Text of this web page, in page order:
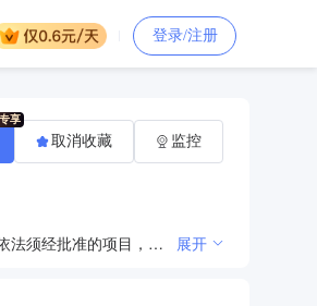
登录/注册
房屋建筑工程施工；建筑劳务分包；机械、脚手架、钢管、扣件、顶托租赁；建材（不含危险化学品）销售；脚手架搭设作业。（依法须经批准的项目，经相关部门批准后方可开展经营活动） 展开
取消收藏 监控